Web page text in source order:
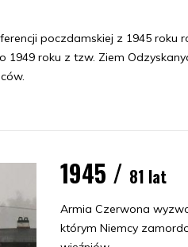
poczdamskiej z 1945 roku
1949 roku z tzw. Ziem
1945 / 81 lat
Armia Czerwona
którym Niemcy